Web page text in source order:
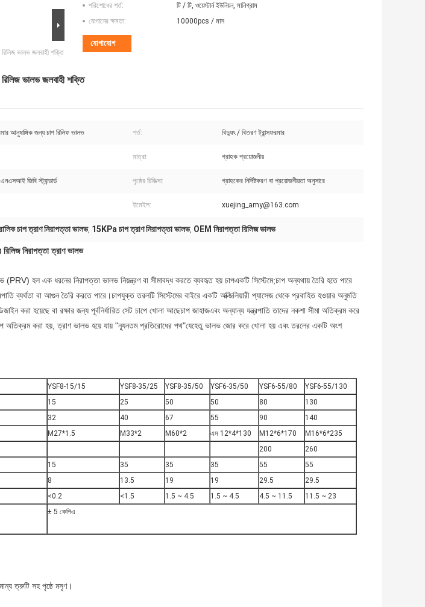
ভালভ জলবাহী শক্তি
পরিশোধের শর্ত:
টি / টি, ওয়েস্টার্ন ইউনিয়ন, মানিগ্রাম
যোগানের ক্ষমতা:
10000pcs / মাস
যোগাযোগ
ভালভ জলবাহী শক্তি
আনুষাঙ্গিক জন্য চাপ রিলিফ ভালভ শর্ত: বিদ্যুৎ / বিতরণ ট্রান্সফরমার
মাত্রা: গ্রাহক প্রয়োজনীয়
জিবি স্ট্যান্ডার্ড পৃষ্ঠের চিকিত্সা: গ্রাহকের নির্দিষ্টকরণ বা প্রয়োজনীয়তা অনুসারে
ইমেইল: xuejing_amy@163.com
চাপ ত্রাণ নিরাপত্তা ভালভ, 15KPa চাপ ত্রাণ নিরাপত্তা ভালভ, OEM নিরাপত্তা রিলিজ ভালভ
রিলিজ নিরাপত্তা ত্রাণ ভালভ
(PRV) হল এক ধরনের নিরাপত্তা ভালভ নিয়ন্ত্রণ বা সীমাবদ্ধ করতে ব্যবহৃত হয় চাপএকটি সিস্টেমে;চাপ অন্যথায় তৈরি হতে পারে
ব্যর্থতা বা আগুন তৈরি করতে পারে।চাপযুক্ত তরলটি সিস্টেমের বাইরে একটি অক্জিলিয়ারী প্যাসেজ থেকে প্রবাহিত হওয়ার অনুমতি
করা হয়েছে বা রক্ষার জন্য পূর্বনির্ধারিত সেট চাপে খোলা আছেচাপ জাহাজএবং অন্যান্য যন্ত্রপাতি তাদের নকশা সীমা অতিক্রম করে
অতিক্রম করা হয়, ত্রাণ ভালভ হয়ে যায় "ন্যূনতম প্রতিরোধের পথ"যেহেতু ভালভ জোর করে খোলা হয় এবং তরলের একটি অংশ
YSF8-15/15 YSF8-35/25 YSF8-35/50 YSF6-35/50 YSF6-55/80
YSF6-55/130
15 25 50 50 80
130
32 40 67 55 90
140
M27*1.5 M33*2 M60*2 এম 12*4*130 M12*6*170
M16*6*235
200
260
15 35 35 35 55
55
8 13.5 19 19 29.5
29.5
<0.2 <1.5 1.5 ~ 4.5 1.5 ~ 4.5 4.5 ~ 11.5
11.5 ~ 23
± 5 কেপিএ
ত্রুটি সহ পৃষ্ঠে মসৃণ।